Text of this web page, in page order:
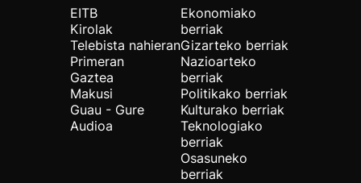
EITB
Kirolak
Telebista nahieran
Primeran
Gaztea
Makusi
Guau - Gure
Audioa
Ekonomiako
berriak
Gizarteko berriak
Nazioarteko
berriak
Politikako berriak
Kulturako berriak
Teknologiako
berriak
Osasuneko
berriak